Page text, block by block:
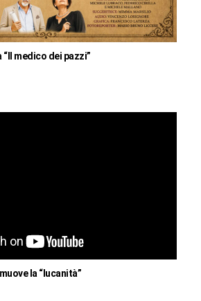
medico dei pazzi”
la “lucanità”